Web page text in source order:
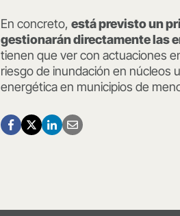
En concreto, está previsto un
gestionarán directamente las
tienen que ver con actuaciones
riesgo de inundación en núcleos
energética en municipios de